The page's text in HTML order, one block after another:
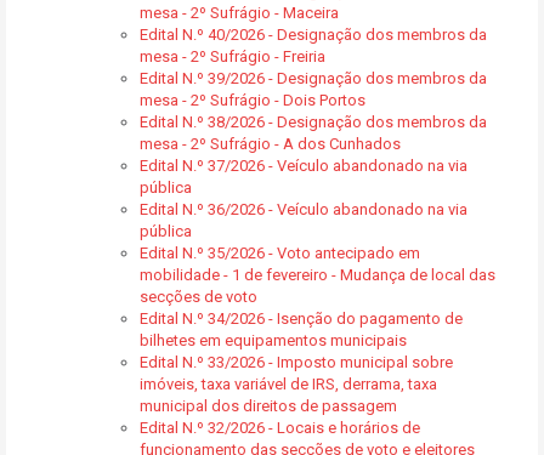
mesa - 2º Sufrágio - Maceira
Edital N.º 40/2026 - Designação dos membros da
mesa - 2º Sufrágio - Freiria
Edital N.º 39/2026 - Designação dos membros da
mesa - 2º Sufrágio - Dois Portos
Edital N.º 38/2026 - Designação dos membros da
mesa - 2º Sufrágio - A dos Cunhados
Edital N.º 37/2026 - Veículo abandonado na via
pública
Edital N.º 36/2026 - Veículo abandonado na via
pública
Edital N.º 35/2026 - Voto antecipado em
mobilidade - 1 de fevereiro - Mudança de local das
secções de voto
Edital N.º 34/2026 - Isenção do pagamento de
bilhetes em equipamentos municipais
Edital N.º 33/2026 - Imposto municipal sobre
imóveis, taxa variável de IRS, derrama, taxa
municipal dos direitos de passagem
Edital N.º 32/2026 - Locais e horários de
funcionamento das secções de voto e eleitores